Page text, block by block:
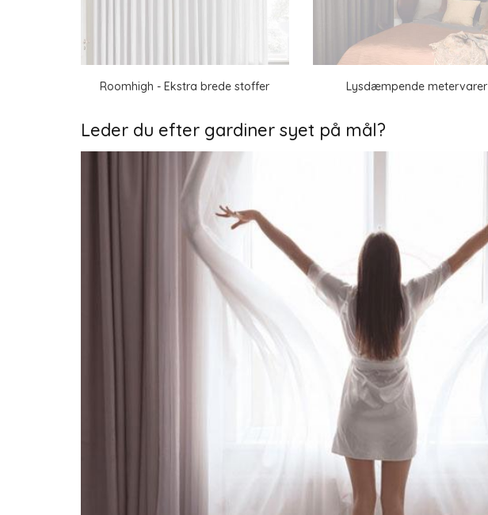
Roomhigh - Ekstra brede stoffer Lysdæmpende metervarer
Leder du efter gardiner syet på mål?